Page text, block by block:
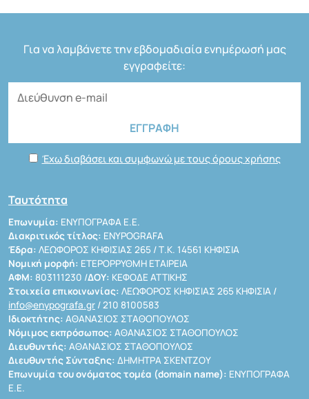
Για να λαμβάνετε την εβδομαδιαία ενημέρωσή μας
εγγραφείτε:
Έχω διαβάσει και συμφωνώ με τους όρους χρήσης
Ταυτότητα
Επωνυμία: ΕΝΥΠΟΓΡΑΦΑ Ε.Ε.
Διακριτικός τίτλος: ENYPOGRAFA
Έδρα: ΛΕΩΦΟΡΟΣ ΚΗΦΙΣΙΑΣ 265 / Τ.Κ. 14561 ΚΗΦΙΣΙΑ
Νομική μορφή: ΕΤΕΡΟΡΡΥΘΜΗ ΕΤΑΙΡΕΙΑ
ΑΦΜ: 803111230 /ΔΟΥ: ΚΕΦΟΔΕ ΑΤΤΙΚΗΣ
Στοιχεία επικοινωνίας: ΛΕΩΦΟΡΟΣ ΚΗΦΙΣΙΑΣ 265 ΚΗΦΙΣΙΑ /
info@enypografa.gr / 210 8100583
Ιδιοκτήτης: ΑΘΑΝΑΣΙΟΣ ΣΤΑΘΟΠΟΥΛΟΣ
Νόμιμος εκπρόσωπος: ΑΘΑΝΑΣΙΟΣ ΣΤΑΘΟΠΟΥΛΟΣ
Διευθυντής: ΑΘΑΝΑΣΙΟΣ ΣΤΑΘΟΠΟΥΛΟΣ
Διευθυντής Σύνταξης: ΔΗΜΗΤΡΑ ΣΚΕΝΤΖΟΥ
Επωνυμία του ονόματος τομέα (domain name): ΕΝΥΠΟΓΡΑΦΑ
Ε.Ε.